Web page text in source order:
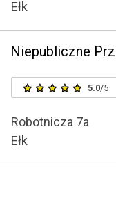
Ełk
Niepubliczne
5.0/5
Robotnicza 7a
Ełk